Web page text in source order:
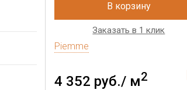
В корзину
Заказать в 1 клик
Piemme
4 352 руб./ м2